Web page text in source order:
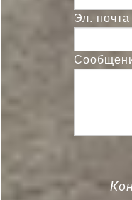
Эл. почта